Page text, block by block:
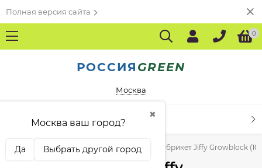
Полная версия сайта
0
РОССИЯ GREEN
Москва
✖
Москва ваш город?
Да Выбрать другой город
КАТАЛОГ ТОВАРОВ
Кокосовый субстрат Кокосовый брикет Jiffy Growblock